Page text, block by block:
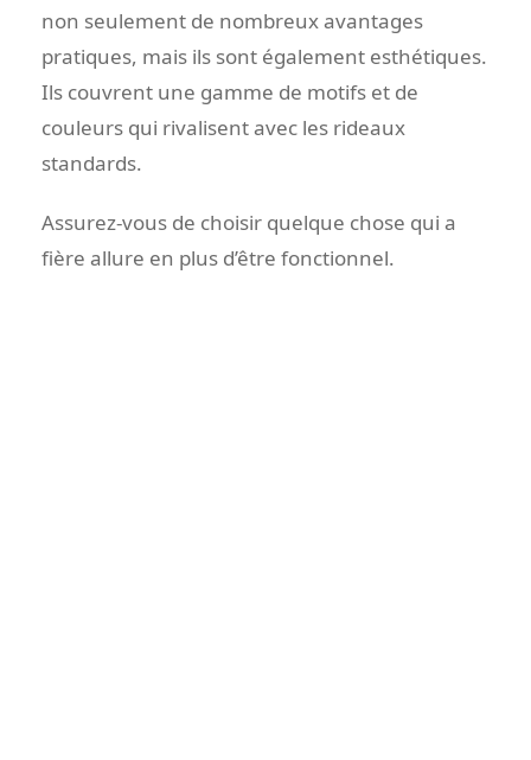
non seulement de nombreux avantages
pratiques, mais ils sont également esthétiques.
Ils couvrent une gamme de motifs et de
couleurs qui rivalisent avec les rideaux
standards.
Assurez-vous de choisir quelque chose qui a
fière allure en plus d’être fonctionnel.